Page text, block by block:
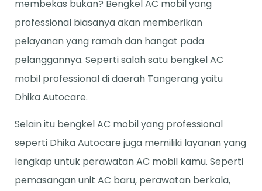
membekas bukan? Bengkel AC mobil yang
professional biasanya akan memberikan
pelayanan yang ramah dan hangat pada
pelanggannya. Seperti salah satu bengkel AC
mobil professional di daerah Tangerang yaitu
Dhika Autocare.
Selain itu bengkel AC mobil yang professional
seperti Dhika Autocare juga memiliki layanan yang
lengkap untuk perawatan AC mobil kamu. Seperti
pemasangan unit AC baru, perawatan berkala,